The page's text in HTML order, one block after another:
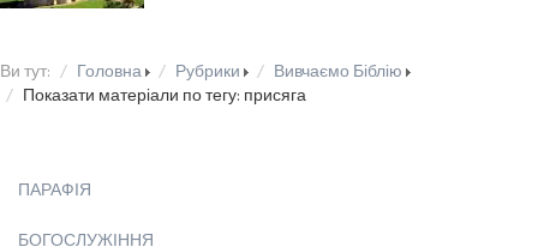
Ви тут: Головна Рубрики
Вивчаємо Біблію
Показати матеріали по тегу: присяга
ПАРАФІЯ